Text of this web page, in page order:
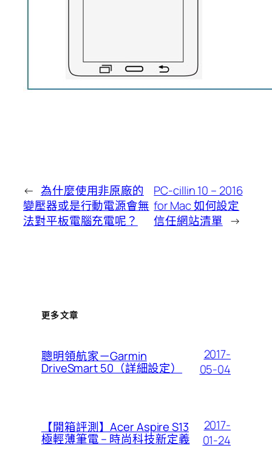
← 為什麼使用非原廠的
變壓器或是行動電源會無
法對平板電腦充電呢？
PC-cillin 10 – 2016
for Mac 如何設定
信任網站清單 →
更多文章
聰明領航家－Garmin
DriveSmart 50（詳細設定）
2017-
05-04
【開箱評測】Acer Aspire S13
極輕薄筆電 – 時尚科技新定義
2017-
01-24